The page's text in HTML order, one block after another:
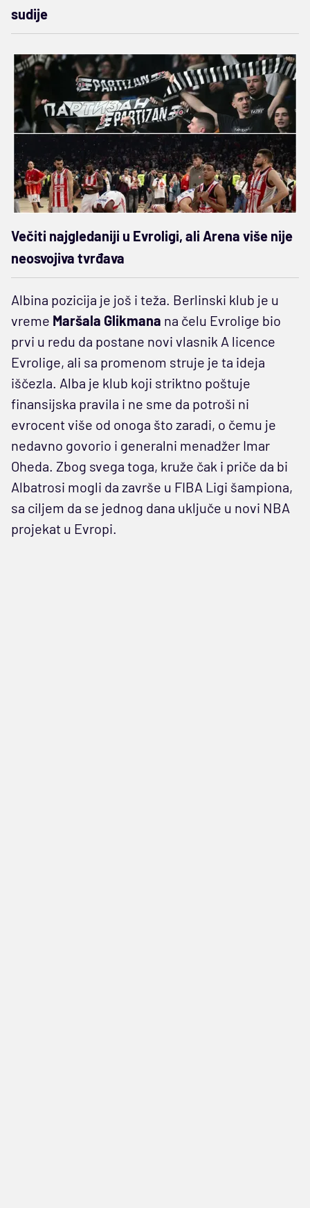
sudije
Večiti najgledaniji u Evroligi, ali Arena više nije
neosvojiva tvrđava
Albina pozicija je još i teža. Berlinski klub je u
vreme Maršala Glikmana na čelu Evrolige bio
prvi u redu da postane novi vlasnik A licence
Evrolige, ali sa promenom struje je ta ideja
iščezla. Alba je klub koji striktno poštuje
finansijska pravila i ne sme da potroši ni
evrocent više od onoga što zaradi, o čemu je
nedavno govorio i generalni menadžer Imar
Oheda. Zbog svega toga, kruže čak i priče da bi
Albatrosi mogli da završe u FIBA Ligi šampiona,
sa ciljem da se jednog dana uključe u novi NBA
projekat u Evropi.